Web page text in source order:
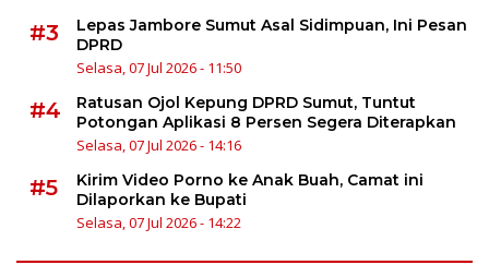
#3
Lepas Jambore Sumut Asal Sidimpuan, Ini Pesan
DPRD
Selasa, 07 Jul 2026 - 11:50
#4
Ratusan Ojol Kepung DPRD Sumut, Tuntut
Potongan Aplikasi 8 Persen Segera Diterapkan
Selasa, 07 Jul 2026 - 14:16
#5
Kirim Video Porno ke Anak Buah, Camat ini
Dilaporkan ke Bupati
Selasa, 07 Jul 2026 - 14:22